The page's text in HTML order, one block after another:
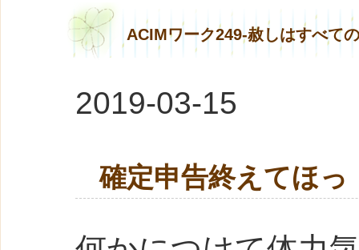
ACIMワーク249‐赦しはすべて
2019-03-15
確定申告終えてほっ